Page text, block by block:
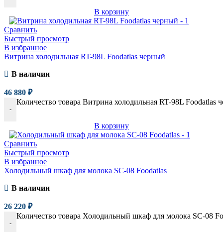
В корзину
Сравнить
Быстрый просмотр
В избранное
Витрина холодильная RT-98L Foodatlas черный
В наличии
46 880 ₽
-
Количество товара Витрина холодильная RT-98L Foodatlas
В корзину
Сравнить
Быстрый просмотр
В избранное
Холодильный шкаф для молока SC-08 Foodatlas
В наличии
26 220 ₽
-
Количество товара Холодильный шкаф для молока SC-08